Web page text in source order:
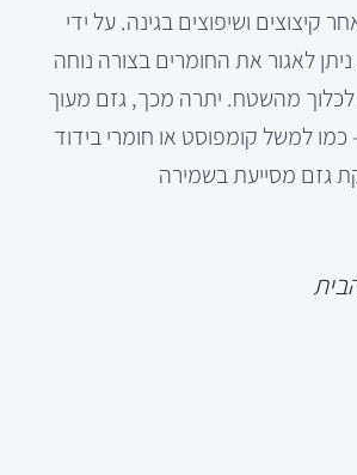
קיצוצים ושיפוצים בגינה. על ידי
לאגור את החומרים בצורה נוחה
לכלוך מהשטח. יתרה מכך, גזם מעוך
כמו למשל קומפוסט או חומרי בידוד
גזם מסייעת בשמירה